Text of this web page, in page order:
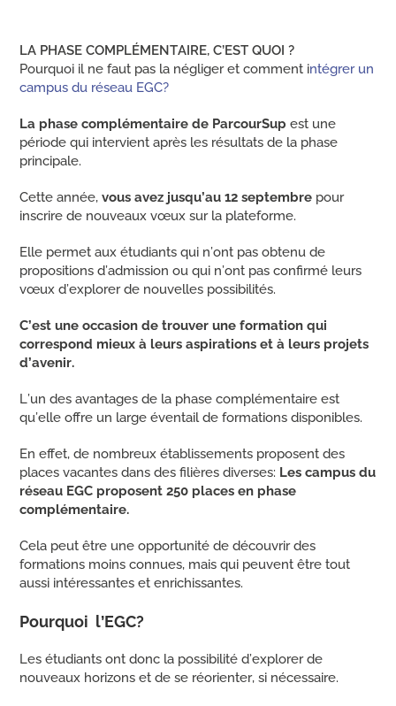
LA PHASE COMPLÉMENTAIRE, C’EST QUOI ?
Pourquoi il ne faut pas la négliger et comment intégrer un
campus du réseau EGC?
La phase complémentaire de ParcourSup est une
période qui intervient après les résultats de la phase
principale.
Cette année,vous avez jusqu’au 12 septembre pour
inscrire de nouveaux vœux sur la plateforme.
Elle permet aux étudiants qui n’ont pas obtenu de
propositions d’admission ou qui n’ont pas confirmé leurs
vœux d’explorer de nouvelles possibilités.
C’est une occasion de trouver une formation qui
correspond mieux à leurs aspirations et à leurs projets
d’avenir.
L’un des avantages de la phase complémentaire est
qu’elle offre un large éventail de formations disponibles.
En effet, de nombreux établissements proposent des
places vacantes dans des filières diverses: Les campus du
réseau EGC proposent 250 places en phase
complémentaire.
Cela peut être une opportunité de découvrir des
formations moins connues, mais qui peuvent être tout
aussi intéressantes et enrichissantes.
Pourquoi l’EGC?
Les étudiants ont donc la possibilité d’explorer de
nouveaux horizons et de se réorienter, si nécessaire.